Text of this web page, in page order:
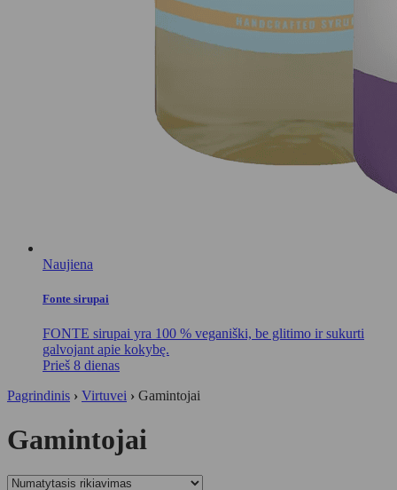
Naujiena
Fonte sirupai
FONTE sirupai yra 100 % veganiški, be glitimo ir sukurti
galvojant apie kokybę.
Prieš 8 dienas
Pagrindinis › Virtuvei › Gamintojai
Gamintojai